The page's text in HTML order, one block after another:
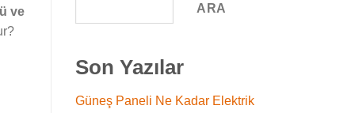
ve
ARA
Son Yazılar
Güneş Paneli Ne Kadar Elektrik